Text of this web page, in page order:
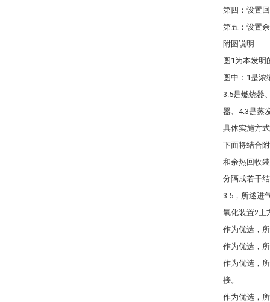
第四：设置
第五：设置
附图说明
图1为本发明
图中：1是浓
3.5是燃烧器
器、4.3是蒸
具体实施方式
下面将结合
和余热回收
分隔成若干
3.5，所述进
氧化装置2上
作为优选，
作为优选，
作为优选，
接。
作为优选，